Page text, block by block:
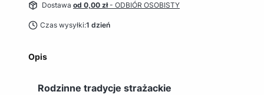
Dostawa od 0,00 zł- ODBIÓR OSOBISTY
Czas wysyłki:1 dzień
Opis
Rodzinne tradycje strażackie